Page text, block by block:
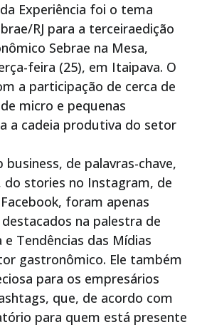
Experiência foi o tema
RJ para a terceiraedição
Sebrae na Mesa,
feira (25), em Itaipava. O
a participação de cerca de
micro e pequenas
a cadeia produtiva do setor
de palavras-chave,
do stories no Instagram, de
foram apenas
na palestra de
e Tendências das Mídias
gastronômico. Ele também
para os empresários
que, de acordo com
para quem está presente